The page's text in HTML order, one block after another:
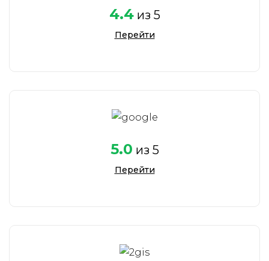
4.4из 5
Перейти
5.0 из 5
Перейти